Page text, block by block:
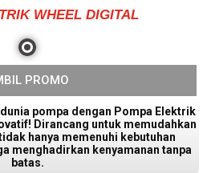
WHEEL DIGITAL
PROMO
pompa dengan Pompa Elektrik
Dirancang untuk memudahkan
hanya memenuhi kebutuhan
menghadirkan kenyamanan tanpa
batas.